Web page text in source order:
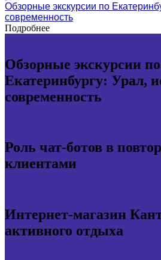
Обзорные экскурсии по
современность
Подробнее
Обзорные экскурсии по
Екатеринбургу: Урал,
современность
Роль чат-ботов в
клиентами
Интернет-магазин
активного отдыха